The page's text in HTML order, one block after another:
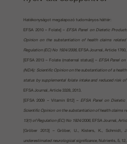
Hatékonyságot megalapozó tudományos háttér:
EFSA 2010 – Folate] – EFSA Panel on Dietetic
Opinion on the substantiation of health claims
Regulation (EC) No 1924/2006, EFSA Journal, Article 1760,
[EFSA 2013 – Folate (maternal status)] – EFSA Panel
(NDA): Scientific Opinion on the substantiation of a
status by supplemental folate intake and reduced risk
EFSA Journal, Article 3328, 2013.
[EFSA 2009 – Vitamin B12] – EFSA Panel on
Scientific Opinion on the substantiation of health claims
13(1) of Regulation (EC) No 1924/2006, EFSA Journal,
[Gröber 2013] – Gröber, U., Kisters, K., Schmidt,
underestimated neurological significance, Nutrients, 5, 12,